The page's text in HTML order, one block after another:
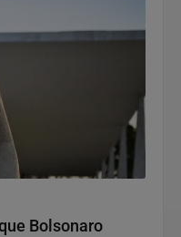
Bolsonaro